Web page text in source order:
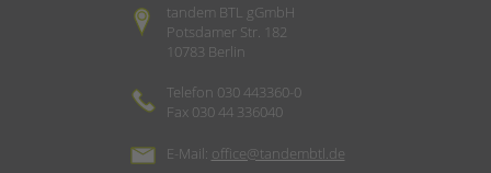
tandem BTL gGmbH
Potsdamer Str. 182
10783 Berlin
Telefon 030 443360-0
Fax 030 44 336040
E-Mail: office@tandembtl.de